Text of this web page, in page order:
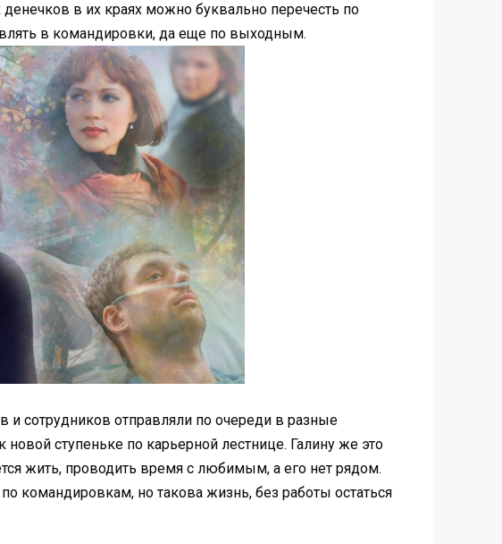
в их краях можно буквально перечесть по
в командировки, да еще по выходным.
и сотрудников отправляли по очереди в разные
ступеньке по карьерной лестнице. Галину же это
жить, проводить время с любимым, а его нет рядом.
командировкам, но такова жизнь, без работы остаться